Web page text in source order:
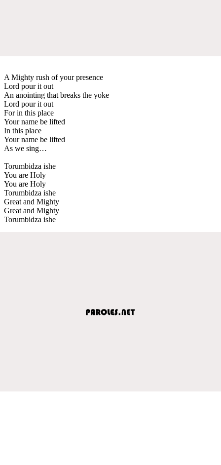
A Mighty rush of your presence
Lord pour it out
An anointing that breaks the yoke
Lord pour it out
For in this place
Your name be lifted
In this place
Your name be lifted
As we sing…
Torumbidza ishe
You are Holy
You are Holy
Torumbidza ishe
Great and Mighty
Great and Mighty
Torumbidza ishe